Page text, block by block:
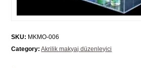
SKU: MKMO-006
Category: Akrilik makyaj düzenleyici